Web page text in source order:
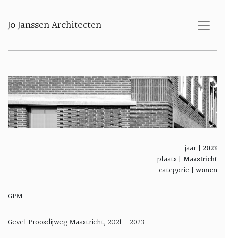
Jo Janssen Architecten
jaar | 2023
plaats | Maastricht
categorie | wonen
GPM
Gevel Proosdijweg Maastricht, 2021 - 2023